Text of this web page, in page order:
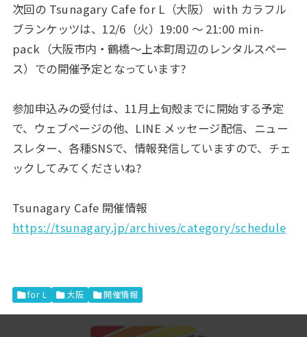
次回の Tsunagary Cafe for L（大阪） with カラフル
ブランケッツは、12/6（火）19:00 〜 21:00 min-
pack（大阪市内・鶴橋〜上本町周辺のレンタルスペー
ス）での開催予定となっています?
参加申込みの受付は、11月上旬殻までに開始する予定
で、ウェブページの他、LINE メッセージ配信、ニュー
スレター、各種SNSで、情報発信していますので、チェ
ックしてみてくださいね?
Tsunagary Cafe 開催情報
https://tsunagary.jp/archives/category/schedule
for L 大阪 開催情報